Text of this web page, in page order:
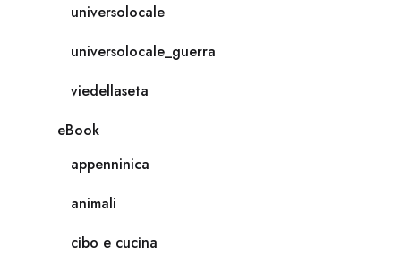
universolocale
universolocale_guerra
viedellaseta
eBook
appenninica
animali
cibo e cucina